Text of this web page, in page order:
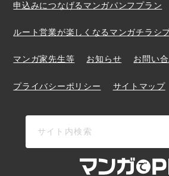
申込みにつなげるマンガパンフプラン
ルート営業が楽しくなるマンガチラシ
マンガ家先生等 お知らせ お問い
プライバシーポリシー サイトマップ